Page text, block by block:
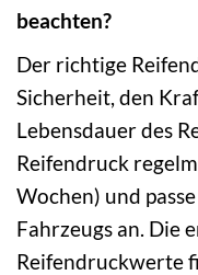
beachten?
Der richtige
Sicherheit, den
Lebensdauer des
Reifendruck
Wochen) und
Fahrzeugs an. Die
Reifendruckwerte